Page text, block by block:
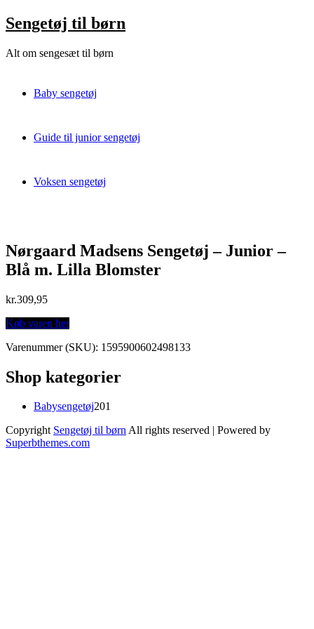
Skip
to
Sengetøj til børn
Alt om sengesæt til børn
Baby sengetøj
Guide til junior sengetøj
Voksen sengetøj
Nørgaard Madsens Sengetøj – Junior –
Blå m. Lilla Blomster
kr.309,95
Køb varen her
Varenummer (SKU): 1595900602498133
Shop kategorier
Babysengetøj201
Copyright Sengetøj til børnAll rights reserved | Powered by
Superbthemes.com